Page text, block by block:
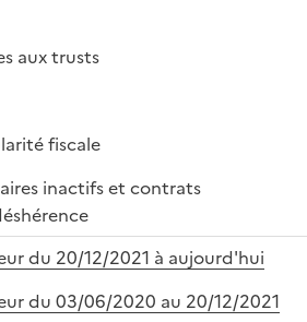
aux trusts
fiscale
inactifs et contrats
du 20/12/2021 à aujourd'hui
du 03/06/2020 au 20/12/2021